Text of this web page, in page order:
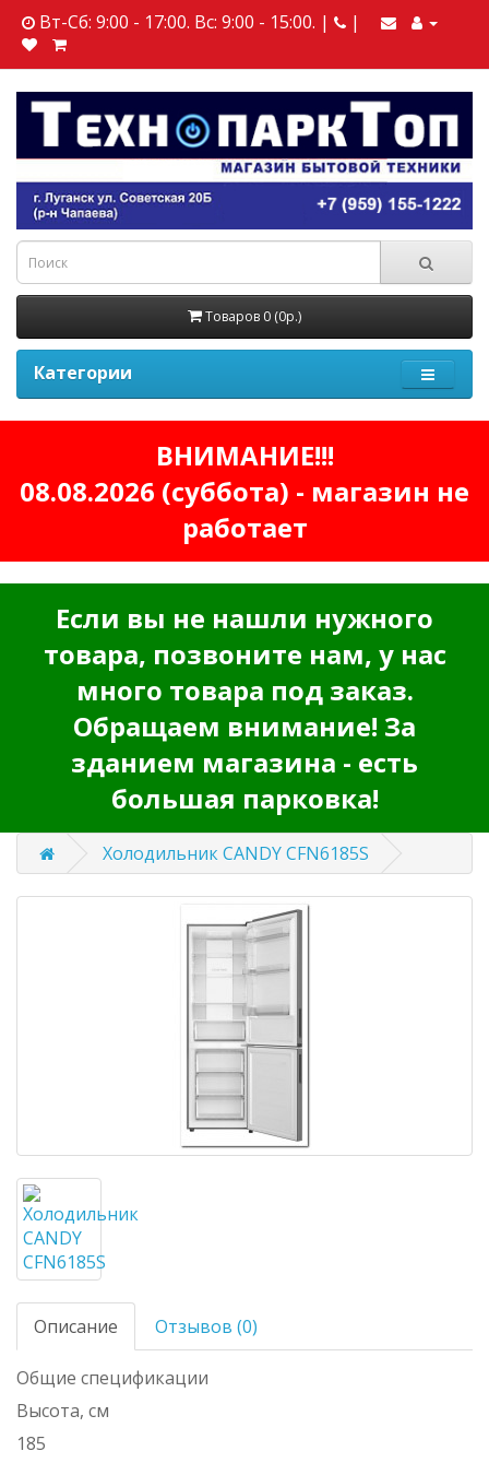
Вт-Сб: 9:00 - 17:00. Вс: 9:00 - 15:00. | |
Товаров 0 (0р.)
Категории
ВНИМАНИЕ!!!
08.08.2026 (суббота) - магазин не
работает
Если вы не нашли нужного
товара, позвоните нам, у нас
много товара под заказ.
Обращаем внимание! За
зданием магазина - есть
большая парковка!
Холодильник CANDY CFN6185S
Описание Отзывов (0)
Общие спецификации
Высота, см
185